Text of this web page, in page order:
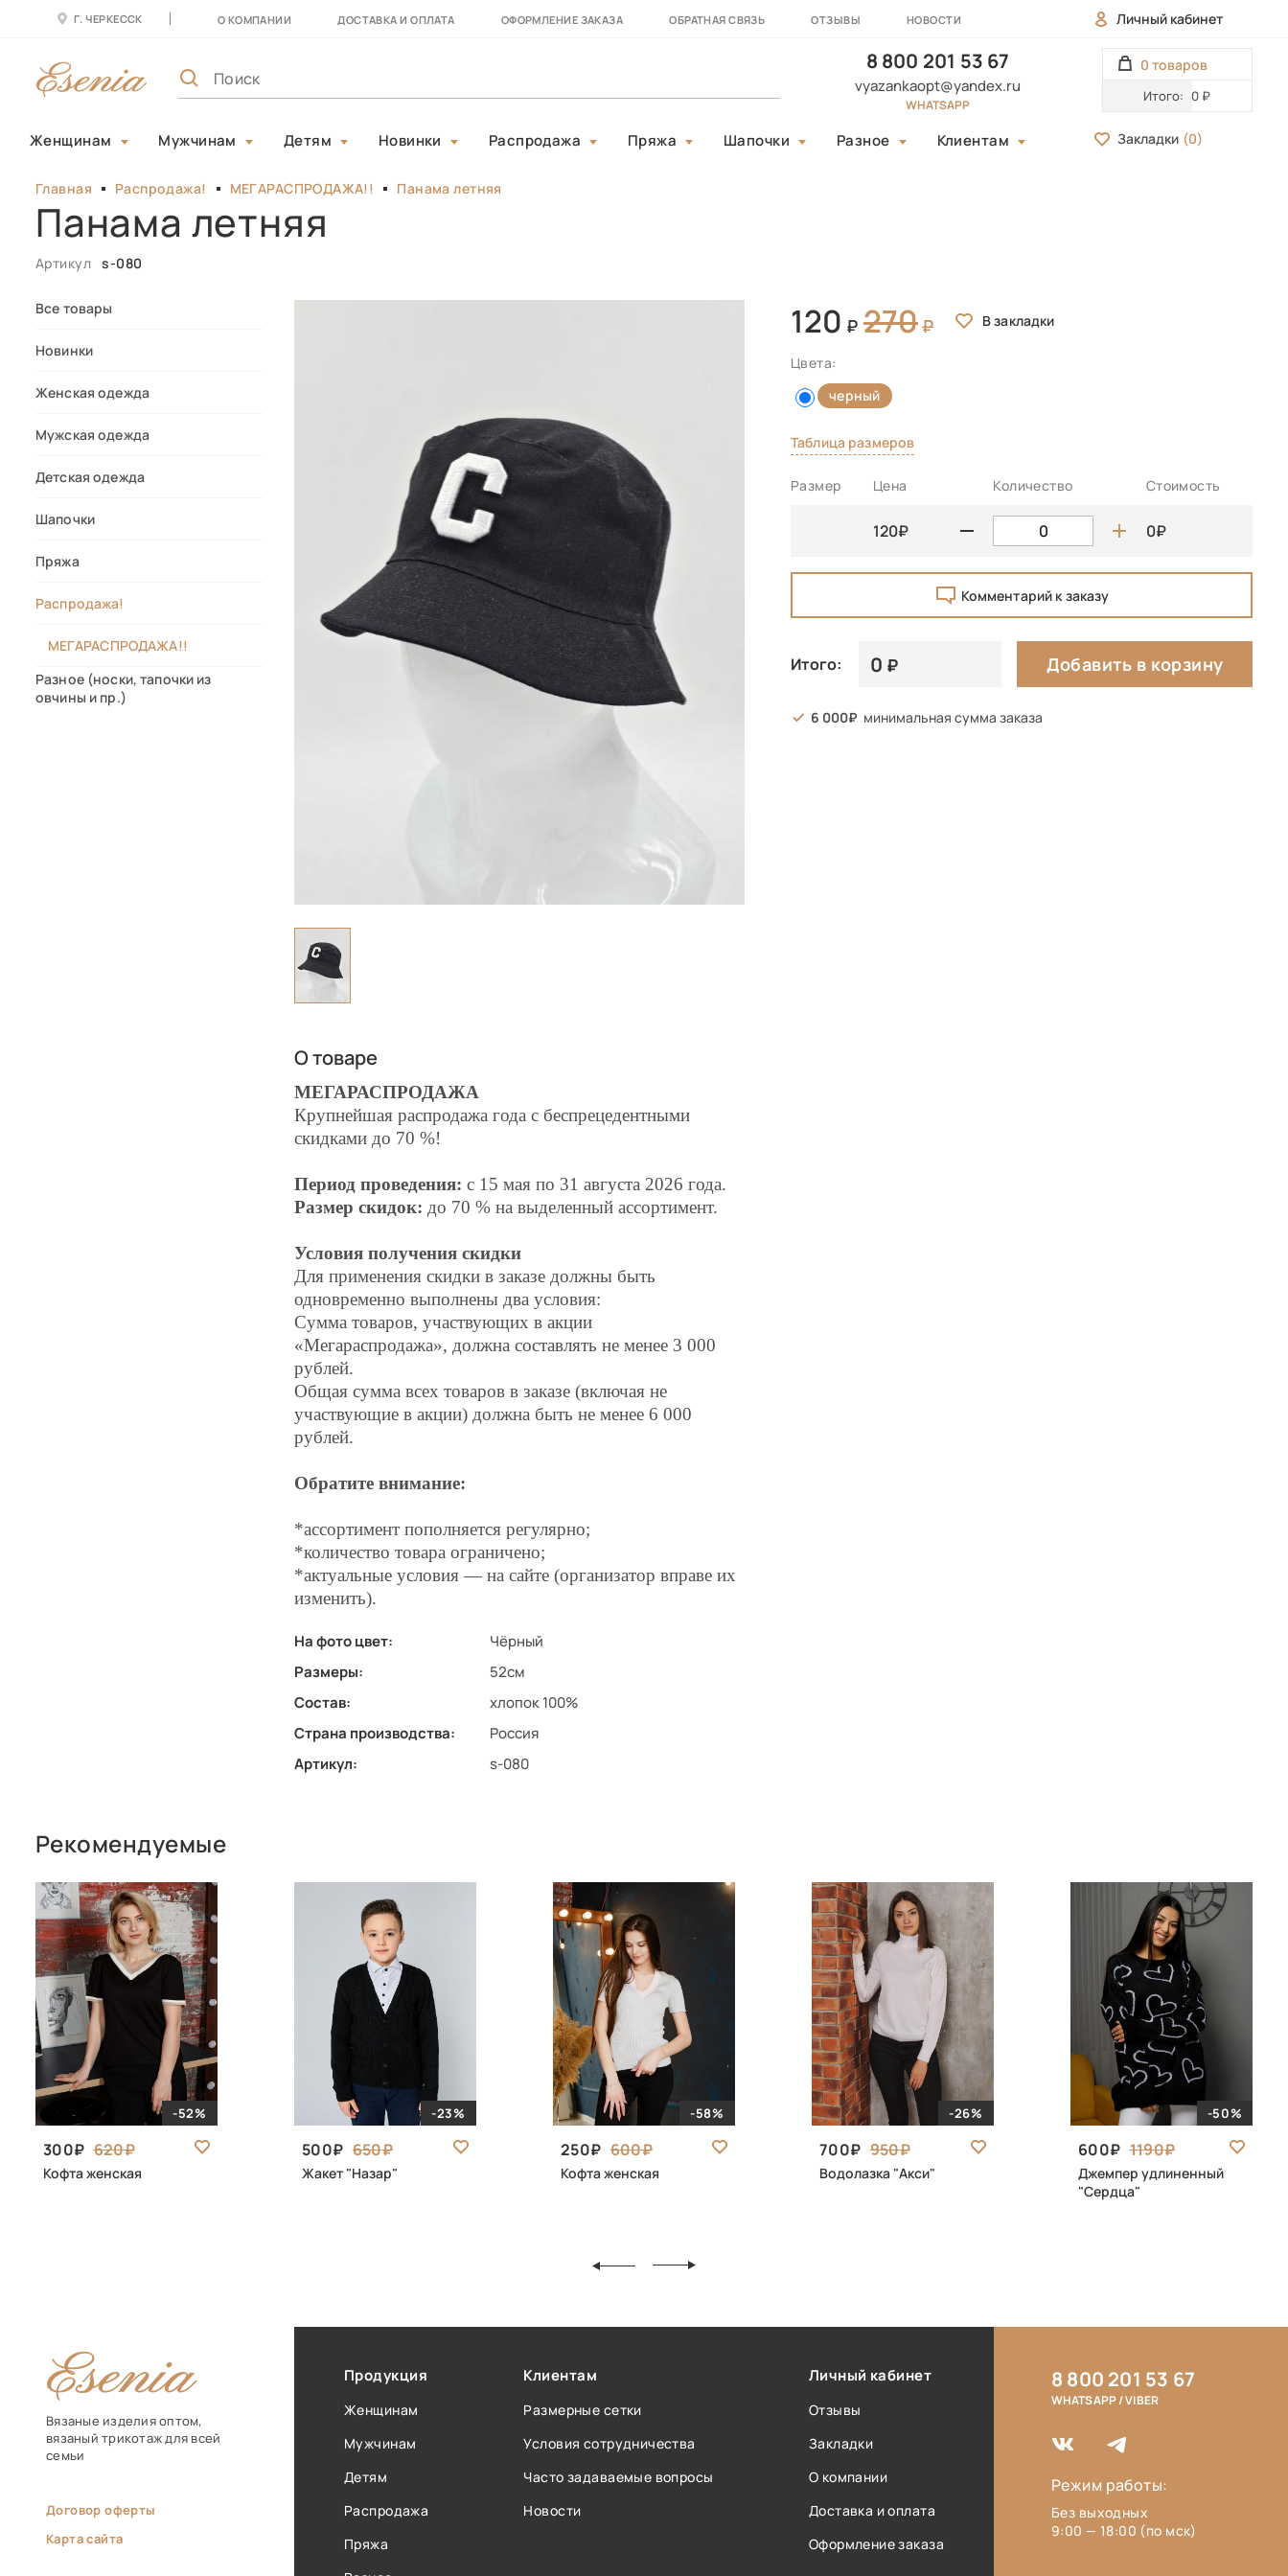
Г. ЧЕРКЕССК О КОМПАНИИ ДОСТАВКА И ОПЛАТА ОФОРМЛЕНИЕ ЗАКАЗА ОБРАТНАЯ СВЯЗЬ ОТЗЫВЫ НОВОСТИ Личный кабинет
8 800 201 53 67
vyazankaopt@yandex.ru
WHATSAPP
0 товаров
Итого: 0 ₽
Женщинам Мужчинам Детям Новинки Распродажа Пряжа Шапочки Разное Клиентам Закладки (0)
Главная Распродажа! МЕГАРАСПРОДАЖА!! Панама летняя
Панама летняя
Артикул s-080
Все товары
Новинки
Женская одежда
Мужская одежда
Детская одежда
Шапочки
Пряжа
Распродажа!
МЕГАРАСПРОДАЖА!!
Разное (носки, тапочки из
овчины и пр.)
О товаре
МЕГАРАСПРОДАЖА
Крупнейшая распродажа года с беспрецедентными
скидками до 70 %!
Период проведения: с 15 мая по 31 августа 2026 года.
Размер скидок: до 70 % на выделенный ассортимент.
Условия получения скидки
Для применения скидки в заказе должны быть
одновременно выполнены два условия:
Сумма товаров, участвующих в акции
«Мегараспродажа», должна составлять не менее 3 000
рублей.
Общая сумма всех товаров в заказе (включая не
участвующие в акции) должна быть не менее 6 000
рублей.
Обратите внимание:
*ассортимент пополняется регулярно;
*количество товара ограничено;
*актуальные условия — на сайте (организатор вправе их
изменить).
На фото цвет:
Чёрный
Размеры:
52см
Состав:
хлопок 100%
Страна производства:
Россия
Артикул:
s-080
120 270
Цвета:
черный
Таблица размеров
Размер Цена Количество Стоимость
120 0
Комментарий к заказу
Итого: 0 Добавить в корзину
6 000 минимальная сумма заказа
Рекомендуемые
-52%
300 620
Кофта женская
-23%
500 650
Жакет "Назар"
-58%
250 600
Кофта женская
-26%
700 950
Водолазка "Акси"
-50%
600 1190
Джемпер удлиненный
"Сердца"
Вязаные изделия оптом,
вязаный трикотаж для всей
семьи
Договор оферты
Карта сайта
Продукция
Женщинам
Мужчинам
Детям
Распродажа
Пряжа
Клиентам
Размерные сетки
Условия сотрудничества
Часто задаваемые вопросы
Новости
Личный кабинет
Отзывы
Закладки
О компании
Доставка и оплата
Оформление заказа
8 800 201 53 67
WHATSAPP / VIBER
Режим работы:
Без выходных
9:00 — 18:00 (по мск)